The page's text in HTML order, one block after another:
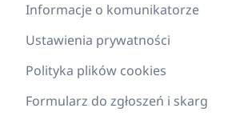
Informacje o komunikatorze
Ustawienia prywatności
Polityka plików cookies
Formularz do zgłoszeń i skarg